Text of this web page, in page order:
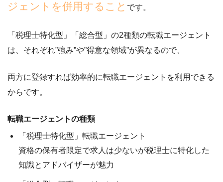
ジェントを併用すること です。
「税理士特化型」「総合型」の2種類の転職エージェント
は、それぞれ”強み”や”得意な領域”が異なるので、
両方に登録すれば効率的に転職エージェントを利用できる
からです。
転職エージェントの種類
「税理士特化型」転職エージェント
資格の保有者限定で求人は少ないが税理士に特化した
知識と アドバイザーが魅力